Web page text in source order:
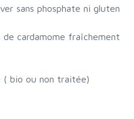
sans phosphate ni gluten
cardamome fraîchement
( bio ou non traitée)